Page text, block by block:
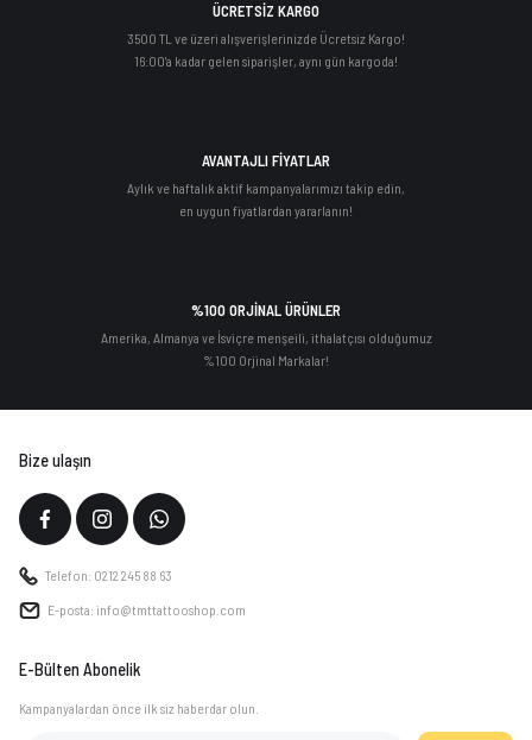
ÜCRETSİZ KARGO
3500 TL ve üzeri alışverişlerinizde Ücretsiz Kargo!
16:00'a kadar gelen siparişler, aynı gün kargoda!
AVANTAJLI FİYATLAR
Aylık ve haftalık aktif kampanyalarımızı takip edin,
en uygun fiyatlardan yararlanın!
%100 ORJİNAL ÜRÜNLER
Amerika, Almanya ve İsviçre menşeili, ithalatçısı olduğumuz
%100 Orjinal Markalar!
Bize ulaşın
Telefon: 0212 245 88 63
E-posta: info@tmttattooshop.com
E-Bülten Abonelik
Kampanyalardan önce ilk siz haberdar olun.